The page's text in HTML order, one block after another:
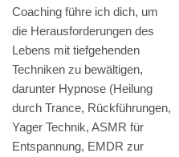
Coaching führe ich dich, um
die Herausforderungen des
Lebens mit tiefgehenden
Techniken zu bewältigen,
darunter Hypnose (Heilung
durch Trance, Rückführungen,
Yager Technik, ASMR für
Entspannung, EMDR zur